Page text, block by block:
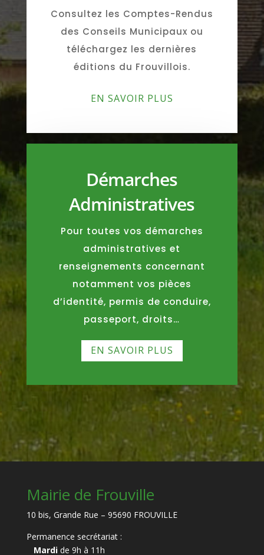
Consultez les Comptes-Rendus
des Conseils Municipaux ou
téléchargez les dernières
éditions du Frouvillois.
EN SAVOIR PLUS
Démarches
Administratives
Pour toutes vos démarches
administratives et
renseignements concernant
notamment vos pièces
d’identité, permis de conduire,
passeport, droits…
EN SAVOIR PLUS
Mairie de Frouville
10 bis, Grande Rue – 95690 FROUVILLE
Permanence secrétariat :
Mardide 9h à 11h